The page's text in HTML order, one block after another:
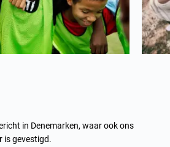
in Denemarken, waar ook ons
is gevestigd.